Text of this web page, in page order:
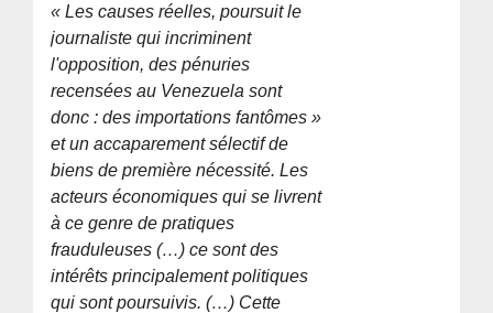
« Les causes réelles, poursuit le
journaliste qui incriminent
l'opposition, des pénuries
recensées au Venezuela sont
donc : des importations fantômes »
et un accaparement sélectif de
biens de première nécessité. Les
acteurs économiques qui se livrent
à ce genre de pratiques
frauduleuses (…) ce sont des
intérêts principalement politiques
qui sont poursuivis. (…) Cette